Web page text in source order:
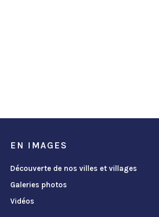
EN IMAGES
Découverte de nos villes et villages
Galeries photos
Vidéos